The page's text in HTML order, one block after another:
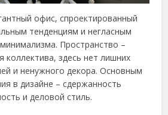
офис, спроектированный
тенденциям и негласным
Пространство –
коллектива, здесь нет лишних
и ненужного декора. Основным
в дизайне – сдержанность
и деловой стиль.